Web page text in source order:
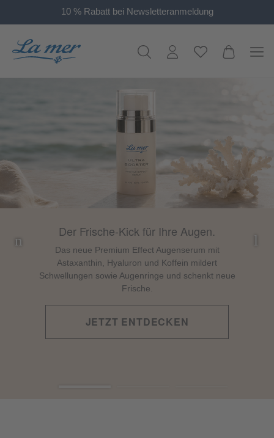
10 % Rabatt bei Newsletteranmeldung
Der Frische-Kick für Ihre Augen.
Das neue Premium Effect Augenserum mit
Astaxanthin, Hyaluron und Koffein mildert
Schwellungen sowie Augenringe und schenkt neue
Frische.
JETZT ENTDECKEN